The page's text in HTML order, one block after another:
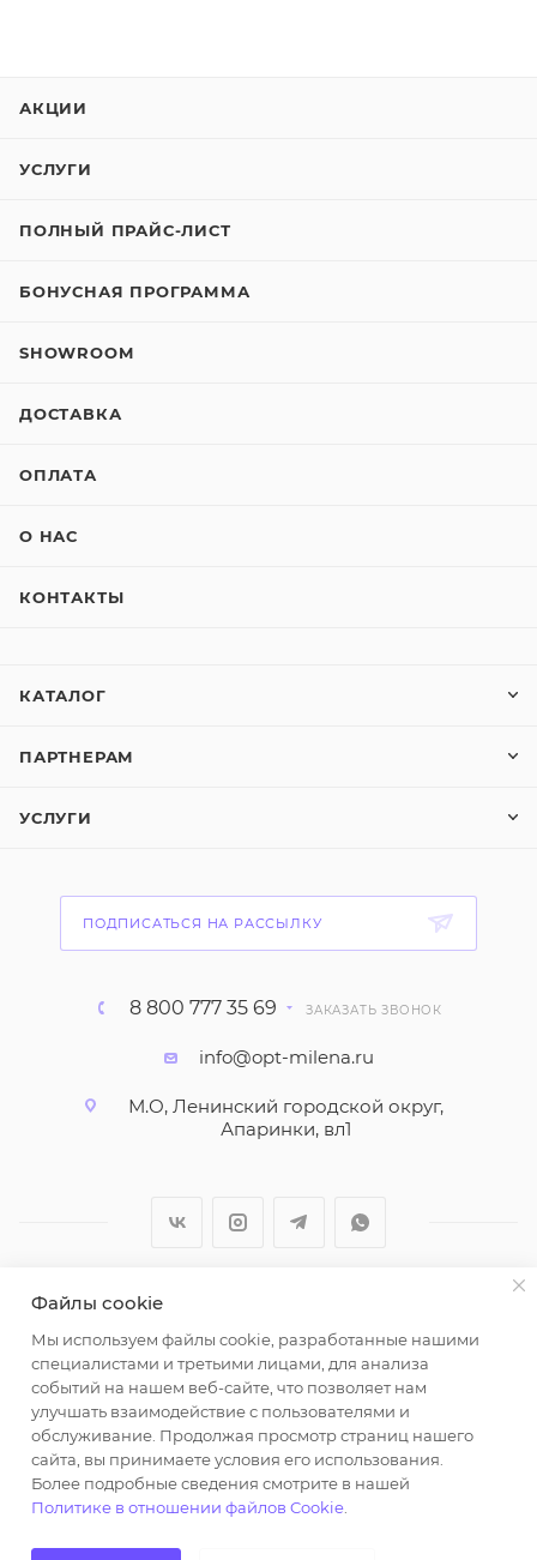
АКЦИИ
УСЛУГИ
ПОЛНЫЙ ПРАЙС-ЛИСТ
БОНУСНАЯ ПРОГРАММА
SHOWROOM
ДОСТАВКА
ОПЛАТА
О НАС
КОНТАКТЫ
КАТАЛОГ
ПАРТНЕРАМ
УСЛУГИ
ПОДПИСАТЬСЯ НА РАССЫЛКУ
8 800 777 35 69 ЗАКАЗАТЬ ЗВОНОК
info@opt-milena.ru
М.О, Ленинский городской округ,
Апаринки, вл1
2026 © ООО "Вайт Текстиль групп"
Любая информация на сайте носит справочный
характер и не является публичной офертой
определяемой положениями пункта 2 статьи 437
Гражданского кодекса Российской Федерации.
Использование любых материалов, опубликованных
на https://opt-milena.ru, допустимо только при
наличии письменного разрешения редакции и
активной ссылки на https://opt-milena.ru
Файлы cookie
Мы используем файлы cookie, разработанные нашими
специалистами и третьими лицами, для анализа
событий на нашем веб-сайте, что позволяет нам
улучшать взаимодействие с пользователями и
обслуживание. Продолжая просмотр страниц нашего
сайта, вы принимаете условия его использования.
Более подробные сведения смотрите в нашей
Политике в отношении файлов Cookie